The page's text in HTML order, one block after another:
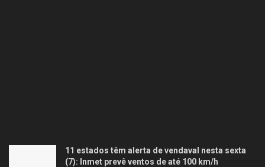
11 estados têm alerta de vendaval nesta sexta
(7): Inmet prevê ventos de até 100 km/h